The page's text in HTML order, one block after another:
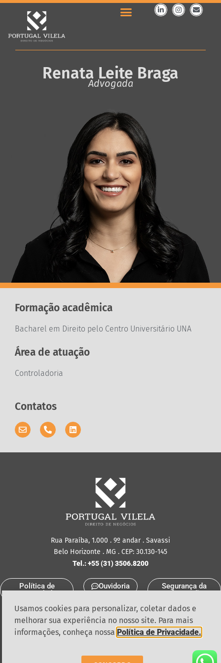
Renata Leite Braga
Advogada
Formação acadêmica
Bacharel em Direito pelo Centro Universitário UNA
Área de atuação
Controladoria
Contatos
Rua Paraíba, 1.000 . 9º andar . Savassi
Belo Horizonte . MG . CEP: 30.130-145
Tel.: +55 (31) 3506.8200
Política de
Privacidade
Ouvidoria
Segurança da
Informação
Usamos cookies para personalizar, coletar dados e
melhorar sua experiência no nosso site. Para mais
informações, conheça nossa Política de Privacidade.